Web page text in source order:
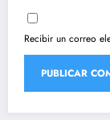
Recibir un correo